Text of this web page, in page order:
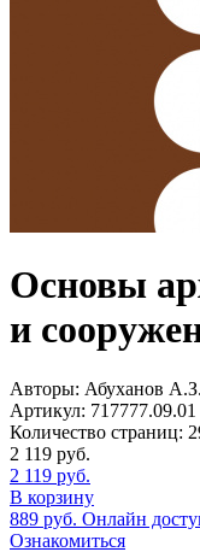
Основы
и
Авторы: Абуханов
Артикул: 717777.09.01
Количество страниц:
2 119 руб.
2 119 руб.
В корзину
889 руб. Онлайн
Ознакомиться